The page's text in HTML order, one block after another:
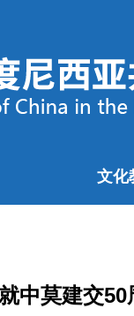
文化
中莫建交